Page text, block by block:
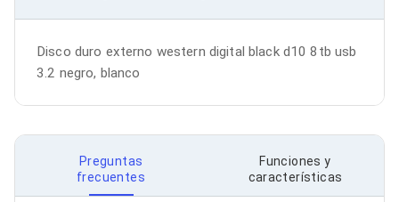
Adaptadores Video DisplayPort
Divisores de Video
Adaptadores Video HDMI
Extensores y Receptores de Vídeo
Adaptadores Video VGA / HD15
Repetidores USB
Adaptadores Audio
Disco duro externo western digital black d10 8tb usb
3.2 negro, blanco
Preguntas
frecuentes
Funciones y
características